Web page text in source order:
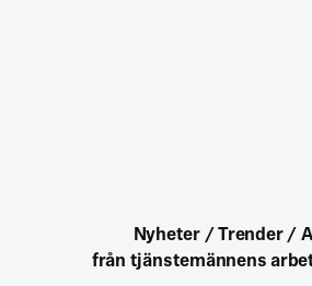
Nyheter / Trender /
från tjänstemännens